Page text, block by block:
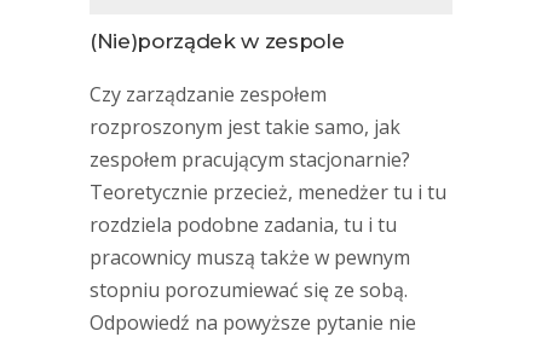
(Nie)porządek w zespole
Czy zarządzanie zespołem
rozproszonym jest takie samo, jak
zespołem pracującym stacjonarnie?
Teoretycznie przecież, menedżer tu i tu
rozdziela podobne zadania, tu i tu
pracownicy muszą także w pewnym
stopniu porozumiewać się ze sobą.
Odpowiedź na powyższe pytanie nie